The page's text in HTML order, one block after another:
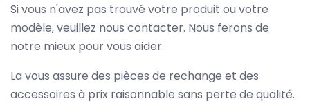
Si vous n'avez pas trouvé votre produit ou votre
modèle, veuillez nous contacter. Nous ferons de
notre mieux pour vous aider.
La vous assure des pièces de rechange et des
accessoires à prix raisonnable sans perte de qualité.